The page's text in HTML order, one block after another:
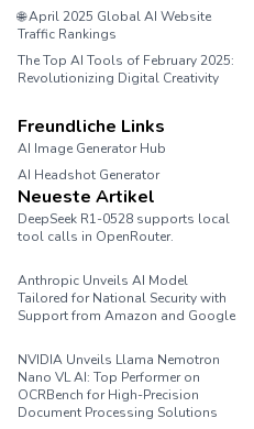
🌐 April 2025 Global AI Website
Traffic Rankings
The Top AI Tools of February 2025:
Revolutionizing Digital Creativity
Freundliche Links
AI Image Generator Hub
AI Headshot Generator
Neueste Artikel
DeepSeek R1-0528 supports local
tool calls in OpenRouter.
Anthropic Unveils AI Model
Tailored for National Security with
Support from Amazon and Google
NVIDIA Unveils Llama Nemotron
Nano VL AI: Top Performer on
OCRBench for High-Precision
Document Processing Solutions